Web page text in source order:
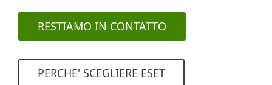
RESTIAMO IN CONTATTO
PERCHE' SCEGLIERE ESET